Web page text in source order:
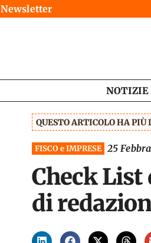
Newsletter
NOTIZIE
QUESTO ARTICOLO HA PIÙ
FISCO e IMPRESE 25
Check
di